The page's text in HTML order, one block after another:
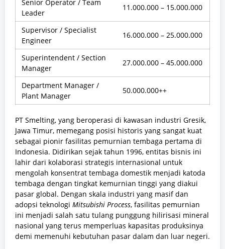
Senior Operator / Team
Leader
11.000.000 – 15.000.000
Supervisor / Specialist
Engineer
16.000.000 – 25.000.000
Superintendent / Section
Manager
27.000.000 – 45.000.000
Department Manager /
Plant Manager
50.000.000++
PT Smelting, yang beroperasi di kawasan industri Gresik,
Jawa Timur, memegang posisi historis yang sangat kuat
sebagai pionir fasilitas pemurnian tembaga pertama di
Indonesia. Didirikan sejak tahun 1996, entitas bisnis ini
lahir dari kolaborasi strategis internasional untuk
mengolah konsentrat tembaga domestik menjadi katoda
tembaga dengan tingkat kemurnian tinggi yang diakui
pasar global. Dengan skala industri yang masif dan
adopsi teknologi Mitsubishi Process, fasilitas pemurnian
ini menjadi salah satu tulang punggung hilirisasi mineral
nasional yang terus memperluas kapasitas produksinya
demi memenuhi kebutuhan pasar dalam dan luar negeri.